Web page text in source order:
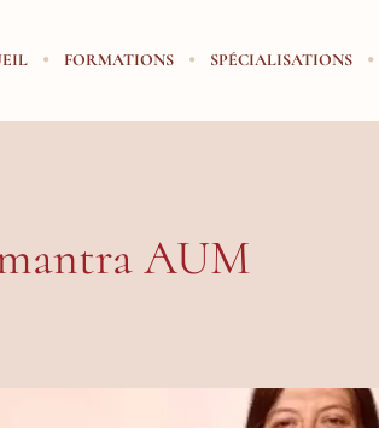
FORMATIONS SPÉCIALISATIONS
AUM